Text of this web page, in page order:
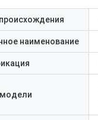
наименование